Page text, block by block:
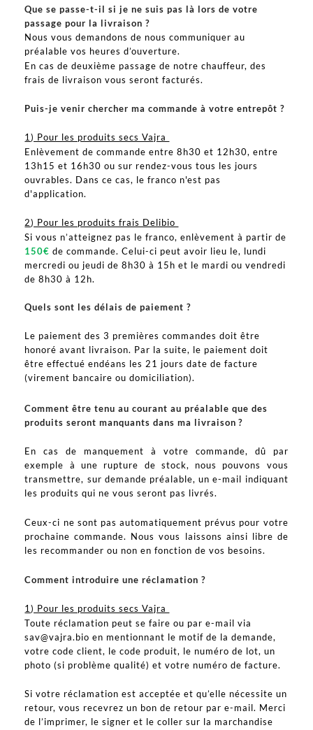
Que se passe-t-il si je ne suis pas là lors de votre
passage pour la livraison ?
Nous vous demandons de nous communiquer au
préalable vos heures d’ouverture.
En cas de deuxième passage de notre chauffeur, des
frais de livraison vous seront facturés.
Puis-je venir chercher ma commande à votre entrepôt ?
1) Pour les produits secs Vajra
Enlèvement de commande entre 8h30 et 12h30, entre
13h15 et 16h30 ou sur rendez-vous tous les jours
ouvrables. Dans ce cas, le franco n'est pas
d'application.
2) Pour les produits frais Delibio
Si vous n’atteignez pas le franco, enlèvement à partir de
150€ de commande. Celui-ci peut avoir lieu le, lundi
mercredi ou jeudi de 8h30 à 15h et le mardi ou vendredi
de 8h30 à 12h.
Quels sont les délais de paiement ?
Le paiement des 3 premières commandes doit être
honoré avant livraison. Par la suite, le paiement doit
être effectué endéans les 21 jours date de facture
(virement bancaire ou domiciliation).
Comment être tenu au courant au préalable que des
produits seront manquants dans ma livraison ?
En cas de manquement à votre commande, dû par
exemple à une rupture de stock, nous pouvons vous
transmettre, sur demande préalable, un e-mail indiquant
les produits qui ne vous seront pas livrés.
Ceux-ci ne sont pas automatiquement prévus pour votre
prochaine commande. Nous vous laissons ainsi libre de
les recommander ou non en fonction de vos besoins.
Comment introduire une réclamation ?
1) Pour les produits secs Vajra
Toute réclamation peut se faire ou par e-mail via
sav@vajra.bio en mentionnant le motif de la demande,
votre code client, le code produit, le numéro de lot, un
photo (si problème qualité) et votre numéro de facture.
Si votre réclamation est acceptée et qu’elle nécessite un
retour, vous recevrez un bon de retour par e-mail. Merci
de l’imprimer, le signer et le coller sur la marchandise